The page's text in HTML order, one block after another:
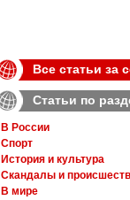
Все статьи за
Статьи по
В России
Спорт
История и культура
Скандалы и
В мире